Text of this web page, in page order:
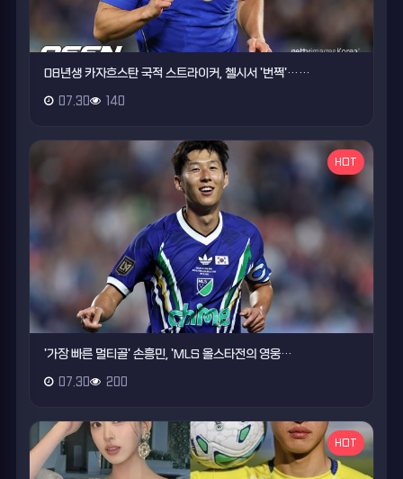
08년생 카자흐스탄 국적 스트라이커, 첼시서 '번쩍'……
07.30 140
HOT
'가장 빠른 멀티골' 손흥민, 'MLS 올스타전의 영웅…
07.30 200
HOT